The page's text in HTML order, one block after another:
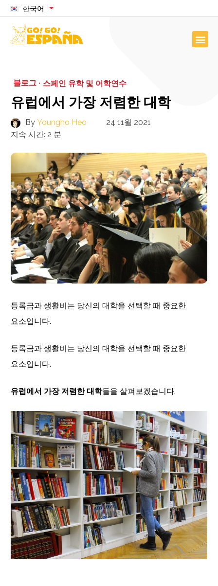
한국어
블로그 · 스페인 유학 및 어학연수
유럽에서 가장 저렴한 대학
By Youngho Heo
24 11월 2021
지속 시간: 2 분
등록금과 생활비는 당신의 대학을 선택할 때 중요한
요소입니다.
등록금과 생활비는 당신의 대학을 선택할 때 중요한
요소입니다.
유럽에서 가장 저렴한 대학들을 살펴보겠습니다.